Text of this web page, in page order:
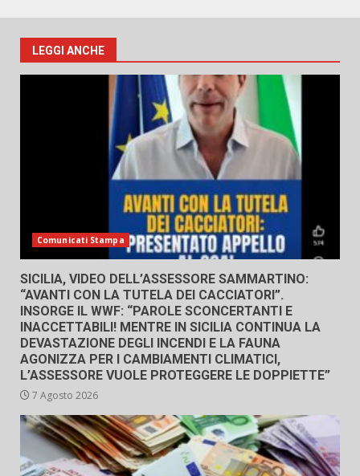
LEGGI ANCHE
Comunicati Stampa
SICILIA, VIDEO DELL’ASSESSORE SAMMARTINO:
“AVANTI CON LA TUTELA DEI CACCIATORI”.
INSORGE IL WWF: “PAROLE SCONCERTANTI E
INACCETTABILI! MENTRE IN SICILIA CONTINUA LA
DEVASTAZIONE DEGLI INCENDI E LA FAUNA
AGONIZZA PER I CAMBIAMENTI CLIMATICI,
L’ASSESSORE VUOLE PROTEGGERE LE DOPPIETTE”
7 Agosto 2026